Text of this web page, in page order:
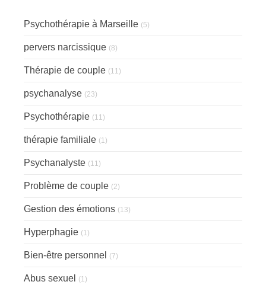
Psychothérapie à Marseille (5)
pervers narcissique (8)
Thérapie de couple (11)
psychanalyse (23)
Psychothérapie (11)
thérapie familiale (1)
Psychanalyste (11)
Problème de couple (2)
Gestion des émotions (13)
Hyperphagie (1)
Bien-être personnel (7)
Abus sexuel (1)